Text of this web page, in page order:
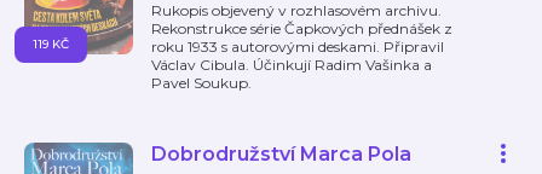
Rukopis objevený v rozhlasovém archivu.
Rekonstrukce série Čapkových přednášek z
roku 1933 s autorovými deskami. Připravil
Václav Cibula. Účinkují Radim Vašinka a
Pavel Soukup.
119 KČ
Dobrodružství Marca Pola